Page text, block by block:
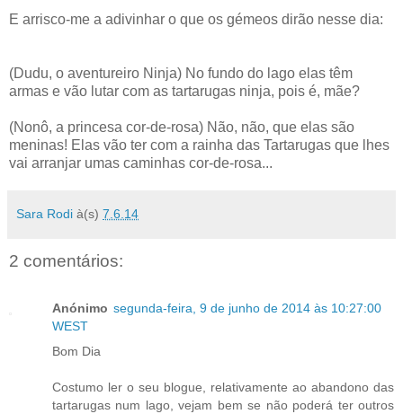
E arrisco-me a adivinhar o que os gémeos dirão nesse dia:
(Dudu, o aventureiro Ninja) No fundo do lago elas têm
armas e vão lutar com as tartarugas ninja, pois é, mãe?
(Nonô, a princesa cor-de-rosa) Não, não, que elas são
meninas! Elas vão ter com a rainha das Tartarugas que lhes
vai arranjar umas caminhas cor-de-rosa...
Sara Rodi à(s) 7.6.14
2 comentários:
Anónimo segunda-feira, 9 de junho de 2014 às 10:27:00
WEST
Bom Dia
Costumo ler o seu blogue, relativamente ao abandono das
tartarugas num lago, vejam bem se não poderá ter outros